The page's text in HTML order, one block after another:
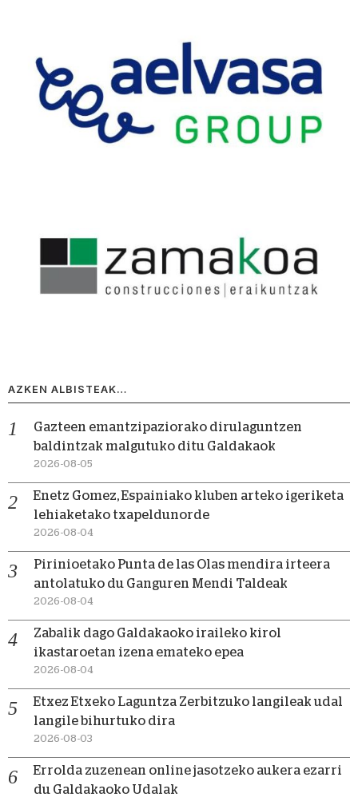
AZKEN ALBISTEAK…
Gazteen emantzipaziorako dirulaguntzen
baldintzak malgutuko ditu Galdakaok
2026-08-05
Enetz Gomez, Espainiako kluben arteko igeriketa
lehiaketako txapeldunorde
2026-08-04
Pirinioetako Punta de las Olas mendira irteera
antolatuko du Ganguren Mendi Taldeak
2026-08-04
Zabalik dago Galdakaoko iraileko kirol
ikastaroetan izena emateko epea
2026-08-04
Etxez Etxeko Laguntza Zerbitzuko langileak udal
langile bihurtuko dira
2026-08-03
Errolda zuzenean online jasotzeko aukera ezarri
du Galdakaoko Udalak